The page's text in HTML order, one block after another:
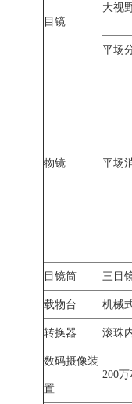
目镜
大视
平场
物镜 平场
目镜筒 三目
载物台 机械
转换器 滚珠
数码摄像装
置
200